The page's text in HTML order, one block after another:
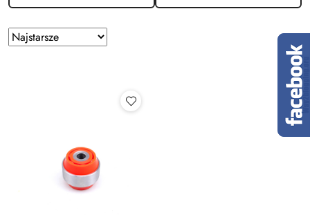
Zastosowano
sortowanie:
Sortuj
według